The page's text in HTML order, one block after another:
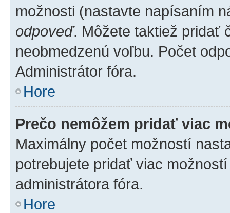
možnosti (nastavte napísaním
odpoveď. Môžete taktiež pridať
neobmedzenú voľbu. Počet
Administrátor fóra.
Hore
Prečo nemôžem pridať viac
Maximálny počet možností
potrebujete pridať viac
administrátora fóra.
Hore